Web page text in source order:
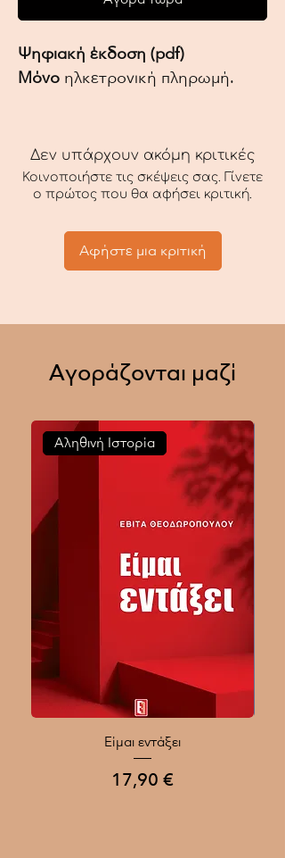
Ψηφιακή έκδοση (pdf)
Μόνο ηλκετρονική πληρωμή.
Δεν υπάρχουν ακόμη κριτικές
Κοινοποιήστε τις σκέψεις σας. Γίνετε
ο πρώτος που θα αφήσει κριτική.
Αφήστε μια κριτική
Αγοράζονται μαζί
Αληθινή Ιστορία
Είμαι εντάξει
Τιμή
17,90 €